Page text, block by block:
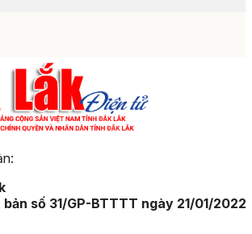
số 31/GP-BTTTT ngày 21/01/2022